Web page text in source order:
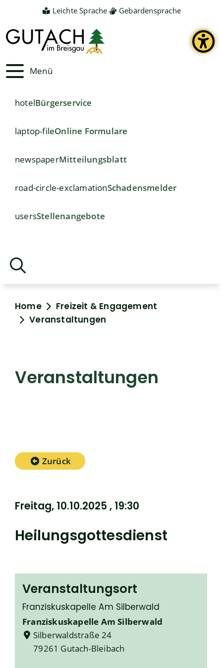
Leichte Sprache Gebärdensprache
Menü
hotelBürgerservice
laptop-fileOnline Formulare
newspaperMitteilungsblatt
road-circle-exclamationSchadensmelder
usersStellenangebote
Home
Freizeit & Engagement
Veranstaltungen
Veranstaltungen
Zurück
Freitag, 10.10.2025 , 19:30
Heilungsgottesdienst
Veranstaltungsort
Franziskuskapelle Am Silberwald
Franziskuskapelle Am Silberwald
Silberwaldstraße 24
79261 Gutach-Bleibach